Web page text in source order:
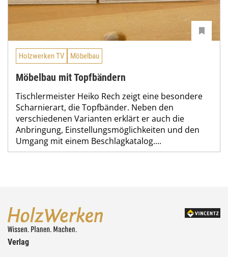
Holzwerken TV Möbelbau
Möbelbau mit Topfbändern
Tischlermeister Heiko Rech zeigt eine besondere
Scharnierart, die Topfbänder. Neben den
verschiedenen Varianten erklärt er auch die
Anbringung, Einstellungsmöglichkeiten und den
Umgang mit einem Beschlagkatalog....
Verlag